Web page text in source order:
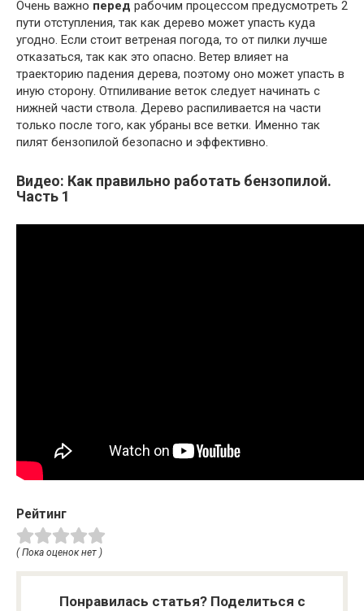
Очень важно перед рабочим процессом предусмотреть 2
пути отступления, так как дерево может упасть куда
угодно. Если стоит ветреная погода, то от пилки лучше
отказаться, так как это опасно. Ветер влияет на
траекторию падения дерева, поэтому оно может упасть в
иную сторону. Отпиливание веток следует начинать с
нижней части ствола. Дерево распиливается на части
только после того, как убраны все ветки. Именно так
пилят бензопилой безопасно и эффективно.
Видео: Как правильно работать бензопилой.
Часть 1
Рейтинг
( Пока оценок нет )
Понравилась статья? Поделиться с